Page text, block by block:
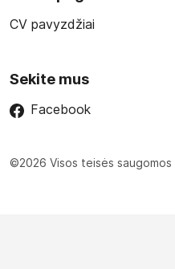
CV pavyzdžiai
Sekite mus
Facebook
©2026 Visos teisės saugomos